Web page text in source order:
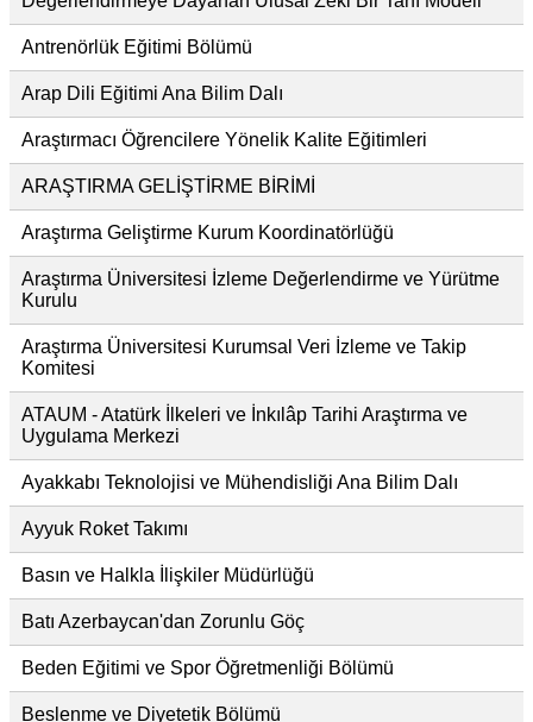
Antrenörlük Eğitimi Bölümü
Arap Dili Eğitimi Ana Bilim Dalı
Araştırmacı Öğrencilere Yönelik Kalite Eğitimleri
ARAŞTIRMA GELİŞTİRME BİRİMİ
Araştırma Geliştirme Kurum Koordinatörlüğü
Araştırma Üniversitesi İzleme Değerlendirme ve Yürütme
Kurulu
Araştırma Üniversitesi Kurumsal Veri İzleme ve Takip
Komitesi
ATAUM - Atatürk İlkeleri ve İnkılâp Tarihi Araştırma ve
Uygulama Merkezi
Ayakkabı Teknolojisi ve Mühendisliği Ana Bilim Dalı
Ayyuk Roket Takımı
Basın ve Halkla İlişkiler Müdürlüğü
Batı Azerbaycan'dan Zorunlu Göç
Beden Eğitimi ve Spor Öğretmenliği Bölümü
Beslenme ve Diyetetik Bölümü